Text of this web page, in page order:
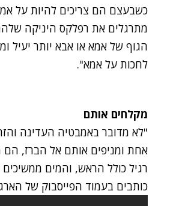
כשבעצם הם צריכים להיות על
מתרגלים את רפלקס היניקה
הגוף של אמא או אבא יותר יעיל
לחכות על אמא".
מקלחים אותם
"לא מדובר באמבטיה העדינה
אחת ומניפים אותם אל הברז, הם
רגיל כולל הראש, והמים
כותבים בעמוד הפייסבוק של